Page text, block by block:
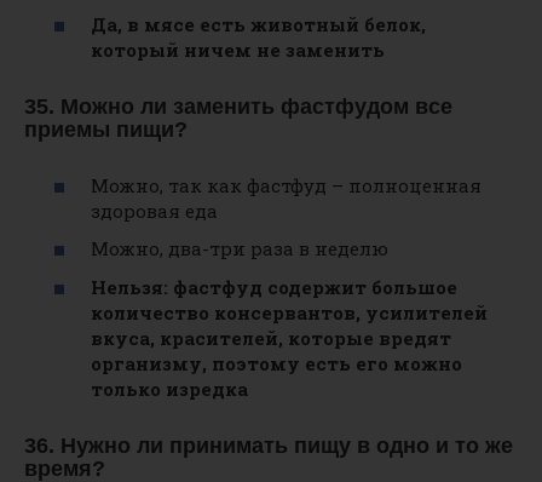
Да, в мясе есть животный белок,
который ничем не заменить
35. Можно ли заменить фастфудом все
приемы пищи?
Можно, так как фастфуд – полноценная
здоровая еда
Можно, два-три раза в неделю
Нельзя: фастфуд содержит большое
количество консервантов, усилителей
вкуса, красителей, которые вредят
организму, поэтому есть его можно
только изредка
36. Нужно ли принимать пищу в одно и то же
время?